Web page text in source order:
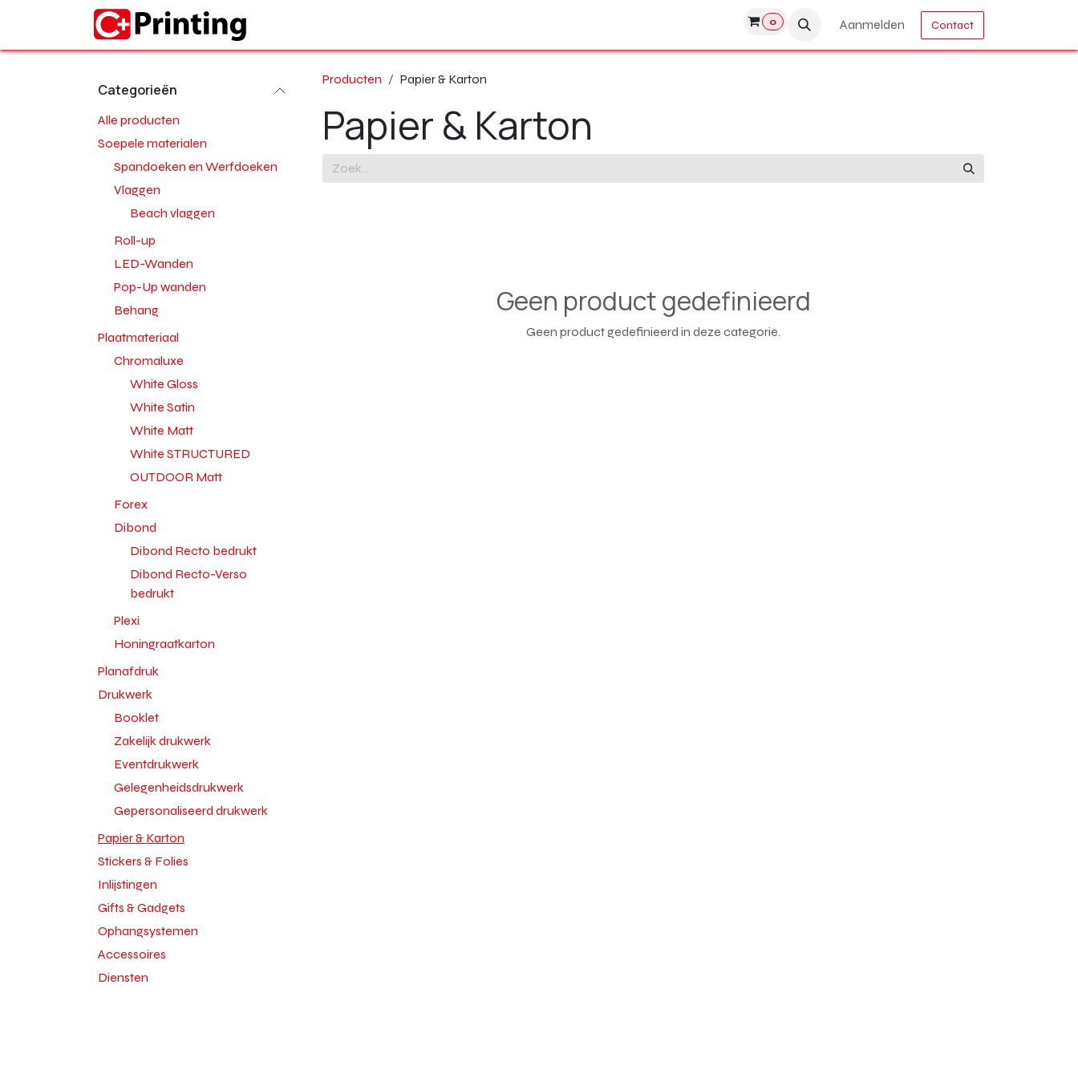
Overslaan naar inhoud
0 Aanmelden Contact
Categorieën
Alle producten
Soepele materialen
Spandoeken en Werfdoeken
Vlaggen
Beach vlaggen
Roll-up
LED-Wanden
Pop-Up wanden
Behang
Plaatmateriaal
Chromaluxe
White Gloss
White Satin
White Matt
White STRUCTURED
OUTDOOR Matt
Forex
Dibond
Dibond Recto bedrukt
Dibond Recto-Verso
bedrukt
Plexi
Honingraatkarton
Planafdruk
Drukwerk
Booklet
Zakelijk drukwerk
Eventdrukwerk
Gelegenheidsdrukwerk
Gepersonaliseerd drukwerk
Papier & Karton
Stickers & Folies
Inlijstingen
Gifts & Gadgets
Ophangsystemen
Accessoires
Diensten
Producten Papier & Karton
Papier & Karton
Geen product gedefinieerd
Geen product gedefinieerd in deze categorie.